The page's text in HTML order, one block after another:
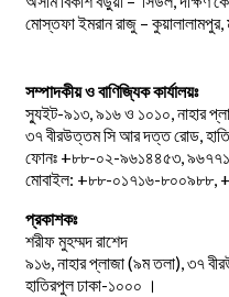
মোস্তফা ইমরান রাজু – কুয়ালালামপুর,
সম্পাদকীয় ও বাণিজ্যিক কার্যালয়ঃ
স্যুইট-৯১৩, ৯১৬ ও ১০১০, নাহার
৩৭ বীরউত্তম সি আর দত্ত রোড,
ফোনঃ +৮৮-০২-৯৬১৪৪৫৩,
মোবাইল: +৮৮-০১৭১৬-৮০০৯৮৮,
প্রকাশকঃ
শরীফ মুহম্মদ রাশেদ
৯১৬, নাহার প্লাজা (৯ম তলা), ৩৭
হাতিরপুল ঢাকা-১০০০ ।